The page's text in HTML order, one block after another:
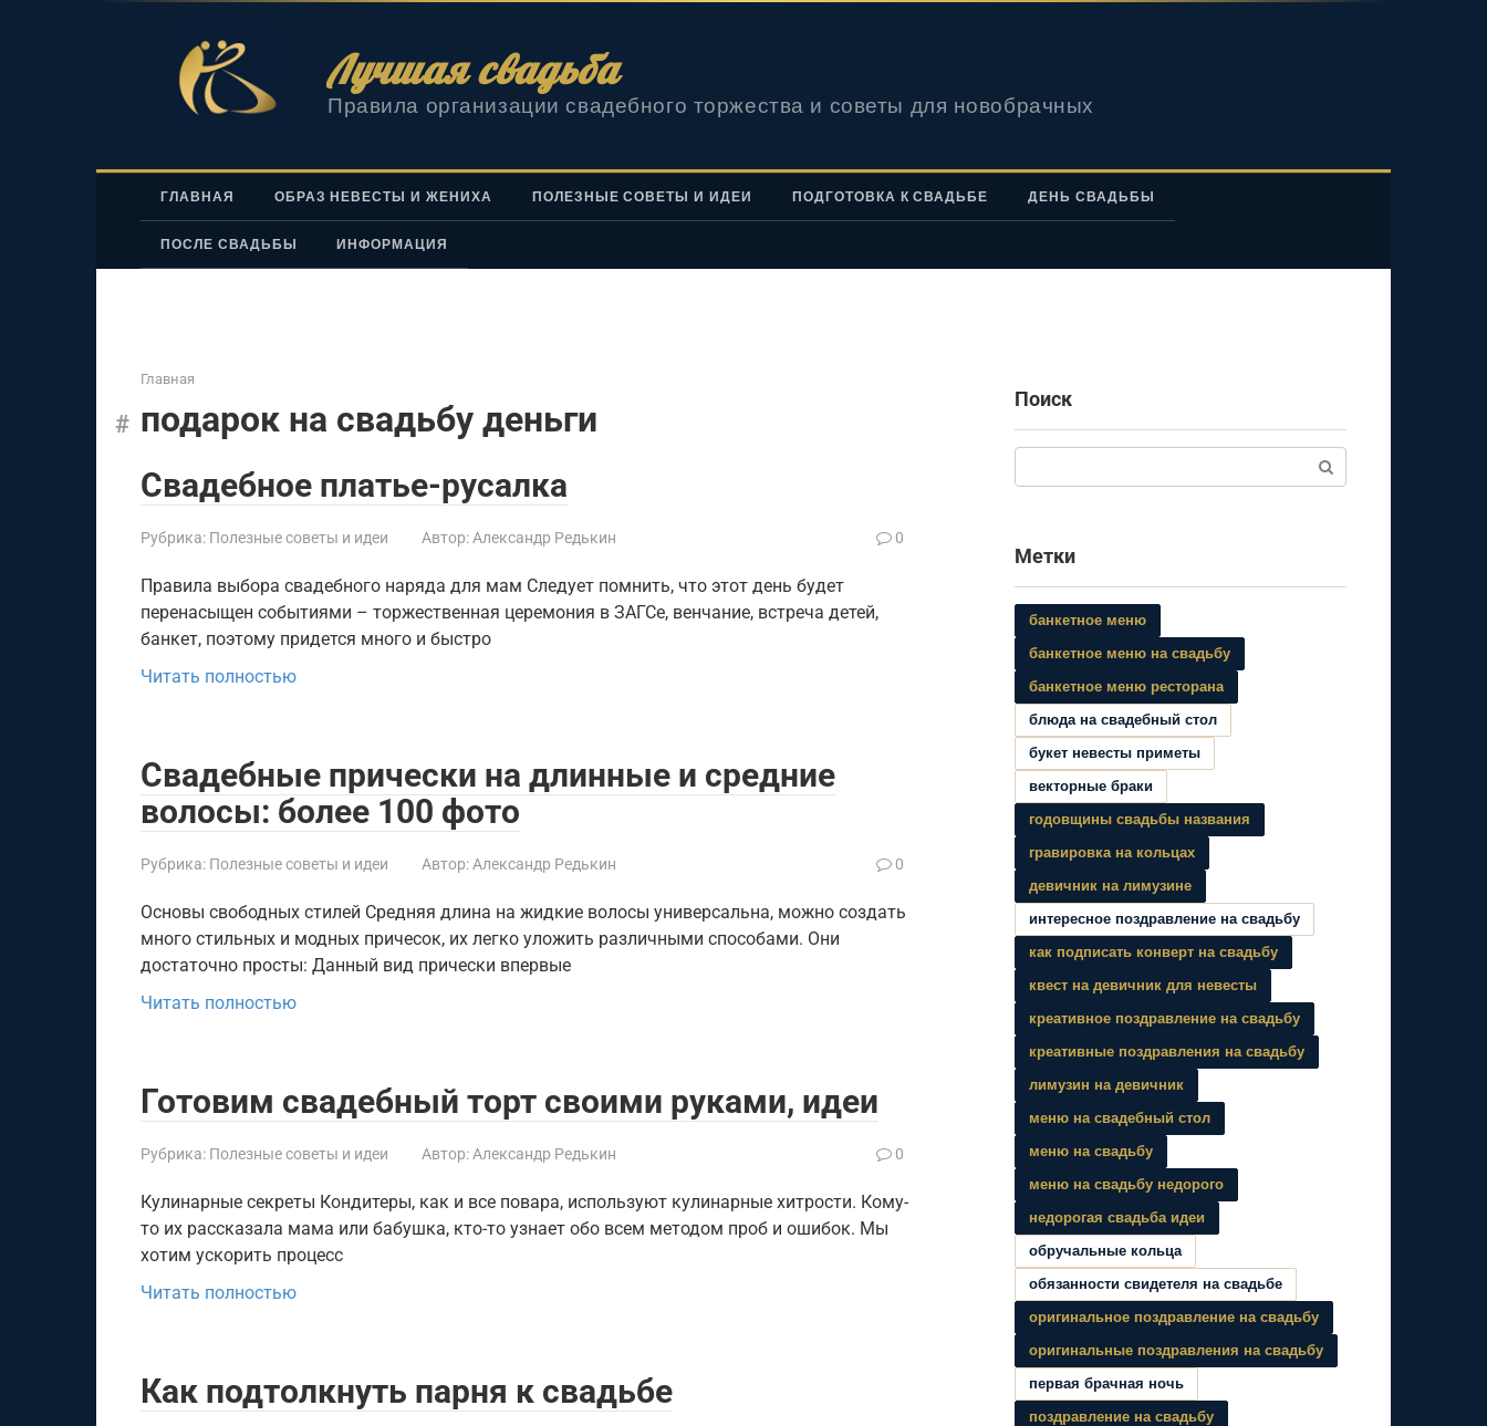
Лучшая свадьба
Правила организации свадебного торжества и советы для новобрачных
ГЛАВНАЯ ОБРАЗ НЕВЕСТЫ И ЖЕНИХА ПОЛЕЗНЫЕ СОВЕТЫ И ИДЕИ ПОДГОТОВКА К СВАДЬБЕ ДЕНЬ СВАДЬБЫ
ПОСЛЕ СВАДЬБЫ ИНФОРМАЦИЯ
Главная
подарок на свадьбу деньги
Свадебное платье-русалка
Рубрика: Полезные советы и идеи Автор: Александр Редькин 0
Правила выбора свадебного наряда для мам Следует помнить, что этот день будет
перенасыщен событиями – торжественная церемония в ЗАГСе, венчание, встреча детей,
банкет, поэтому придется много и быстро
Читать полностью
Свадебные прически на длинные и средние
волосы: более 100 фото
Рубрика: Полезные советы и идеи Автор: Александр Редькин 0
Основы свободных стилей Средняя длина на жидкие волосы универсальна, можно создать
много стильных и модных причесок, их легко уложить различными способами. Они
достаточно просты: Данный вид прически впервые
Читать полностью
Готовим свадебный торт своими руками, идеи
Рубрика: Полезные советы и идеи Автор: Александр Редькин 0
Кулинарные секреты Кондитеры, как и все повара, используют кулинарные хитрости. Кому-
то их рассказала мама или бабушка, кто-то узнает обо всем методом проб и ошибок. Мы
хотим ускорить процесс
Читать полностью
Как подтолкнуть парня к свадьбе
Поиск
Метки
банкетное меню
банкетное меню на свадьбу
банкетное меню ресторана
блюда на свадебный стол
букет невесты приметы
векторные браки
годовщины свадьбы названия
гравировка на кольцах
девичник на лимузине
интересное поздравление на свадьбу
как подписать конверт на свадьбу
квест на девичник для невесты
креативное поздравление на свадьбу
креативные поздравления на свадьбу
лимузин на девичник
меню на свадебный стол
меню на свадьбу
меню на свадьбу недорого
недорогая свадьба идеи
обручальные кольца
обязанности свидетеля на свадьбе
оригинальное поздравление на свадьбу
оригинальные поздравления на свадьбу
первая брачная ночь
поздравление на свадьбу